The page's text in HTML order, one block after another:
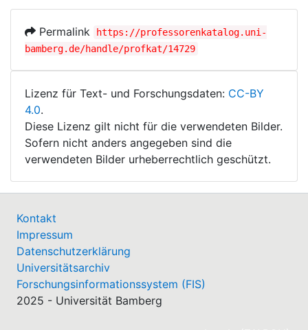
Permalink
https://professorenkatalog.uni-
bamberg.de/handle/profkat/14729
Lizenz für Text- und Forschungsdaten: CC-BY
4.0.
Diese Lizenz gilt nicht für die verwendeten Bilder.
Sofern nicht anders angegeben sind die
verwendeten Bilder urheberrechtlich geschützt.
Kontakt
Impressum
Datenschutzerklärung
Universitätsarchiv
Forschungsinformationssystem (FIS)
2025 - Universität Bamberg